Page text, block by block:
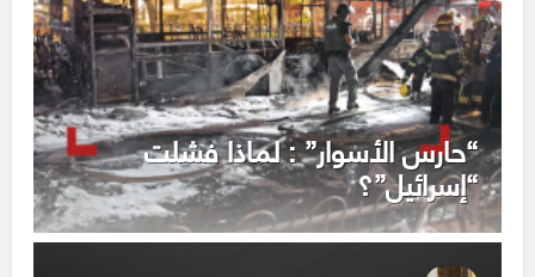
“حارس الأسوار” : لماذا فشلت
“إسرائيل”؟